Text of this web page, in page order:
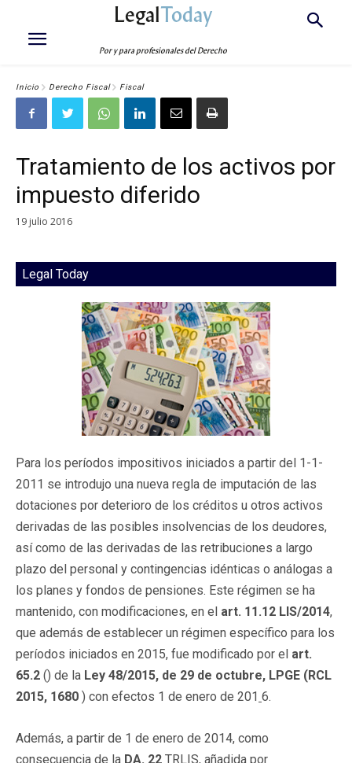
LegalToday
Por y para profesionales del Derecho
Inicio Derecho Fiscal Fiscal
Tratamiento de los activos por
impuesto diferido
19 julio 2016
Legal Today
Para los períodos impositivos iniciados a partir del 1-1-
2011 se introdujo una nueva regla de imputación de las
dotaciones por deterioro de los créditos u otros activos
derivadas de las posibles insolvencias de los deudores,
así como de las derivadas de las retribuciones a largo
plazo del personal y contingencias idénticas o análogas a
los planes y fondos de pensiones. Este régimen se ha
mantenido, con modificaciones, en el art. 11.12 LIS/2014,
que además de establecer un régimen específico para los
períodos iniciados en 2015, fue modificado por el art.
65.2 () de la Ley 48/2015, de 29 de octubre, LPGE (RCL
2015, 1680 ) con efectos 1 de enero de 201 6.
Además, a partir de 1 de enero de 2014, como
consecuencia de la DA. 22 TRLIS, añadida por